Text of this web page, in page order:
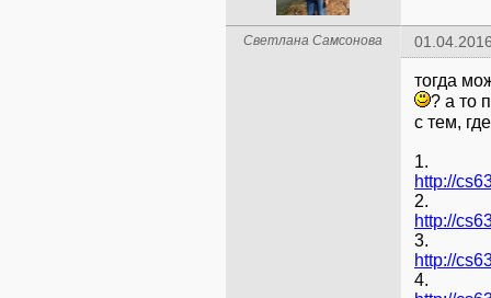
Светлана Самсонова
тогда
? а то
с тем,
1.
2.
3.
4.